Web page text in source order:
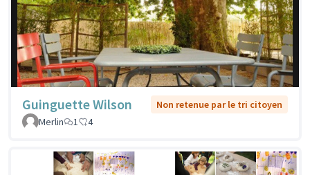
Guinguette Wilson
Non retenue par le tri citoyen
Merlin
1 4